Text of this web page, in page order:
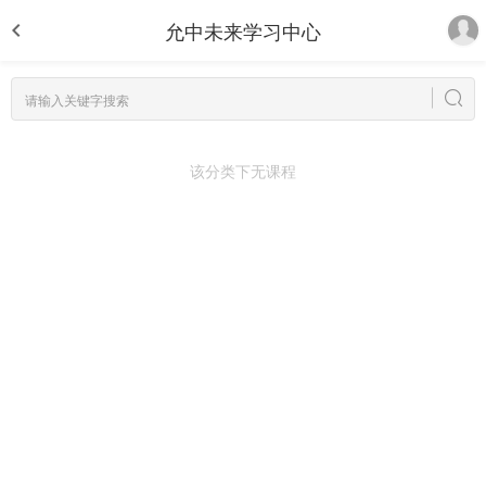
允中未来学习中心
该分类下无课程